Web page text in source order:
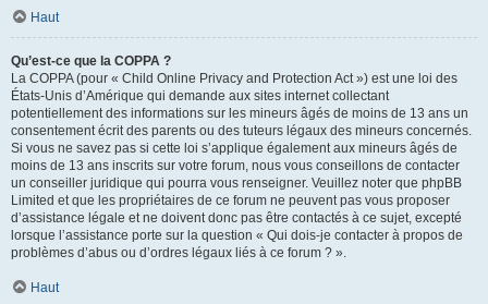
Haut
Qu’est-ce que la COPPA ?
La COPPA (pour « Child Online Privacy and Protection Act ») est une loi des
États-Unis d’Amérique qui demande aux sites internet collectant
potentiellement des informations sur les mineurs âgés de moins de 13 ans un
consentement écrit des parents ou des tuteurs légaux des mineurs concernés.
Si vous ne savez pas si cette loi s’applique également aux mineurs âgés de
moins de 13 ans inscrits sur votre forum, nous vous conseillons de contacter
un conseiller juridique qui pourra vous renseigner. Veuillez noter que phpBB
Limited et que les propriétaires de ce forum ne peuvent pas vous proposer
d’assistance légale et ne doivent donc pas être contactés à ce sujet, excepté
lorsque l’assistance porte sur la question « Qui dois-je contacter à propos de
problèmes d’abus ou d’ordres légaux liés à ce forum ? ».
Haut